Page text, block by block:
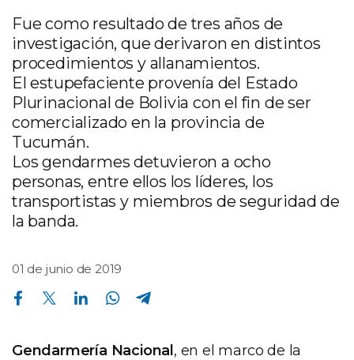
Fue como resultado de tres años de
investigación, que derivaron en distintos
procedimientos y allanamientos.
El estupefaciente provenía del Estado
Plurinacional de Bolivia con el fin de ser
comercializado en la provincia de
Tucumán.
Los gendarmes detuvieron a ocho
personas, entre ellos los líderes, los
transportistas y miembros de seguridad de
la banda.
01 de junio de 2019
Compartir en Facebook Compartir en Twitter Compartir en Linkedin Compartir en Whatsapp
Gendarmería Nacional , en el marco de la